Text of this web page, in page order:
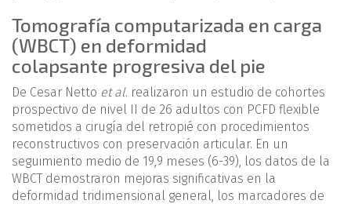
Tomografía computarizada en carga
(WBCT) en deformidad
colapsante progresiva del pie
De Cesar Netto et al. realizaron un estudio de cohortes
prospectivo de nivel II de 26 adultos con PCFD flexible
sometidos a cirugía del retropié con procedimientos
reconstructivos con preservación articular. En un
seguimiento medio de 19,9 meses (6-39), los datos de la
WBCT demostraron mejoras significativas en la
deformidad tridimensional general, los marcadores de